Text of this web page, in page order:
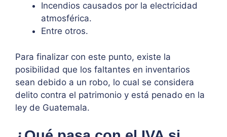
Incendios causados por la electricidad
atmosférica.
Entre otros.
Para finalizar con este punto, existe la
posibilidad que los faltantes en inventarios
sean debido a un robo, lo cual se considera
delito contra el patrimonio y está penado en la
ley de Guatemala.